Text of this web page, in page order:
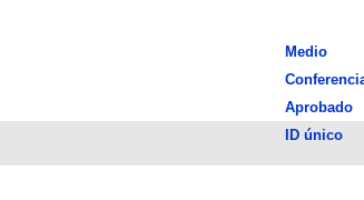
Medio
Aprobado
ID único